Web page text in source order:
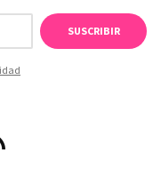
SUSCRIBIR